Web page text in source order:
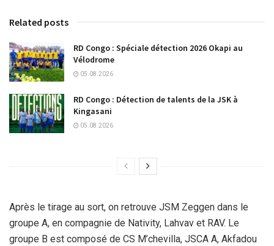
Related posts
RD Congo : Spéciale détection 2026 Okapi au
Vélodrome
05.08.2026
RD Congo : Détection de talents de la JSK à
Kingasani
05.08.2026
Après le tirage au sort, on retrouve JSM Zeggen dans le
groupe A, en compagnie de Nativity, Lahvav et RAV. Le
groupe B est composé de CS M’chevilla, JSCA A, Akfadou